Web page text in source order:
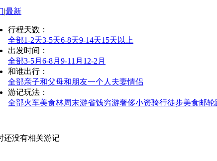
|最新
行程天数 ：
全部1-2天3-5天6-8天9-14天15天以上
出发时间 ：
全部3-5月 6-8月 9-11月 12-2月
和谁出行 ：
全部亲子和父母和朋友一个人 夫妻情侣
游记玩法 ：
全部火车美食林周末游省钱穷游奢侈小资骑行徒步美食邮轮
还没有相关游记